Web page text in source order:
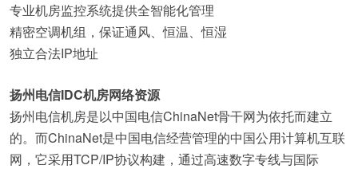
专业机房监控系统提供全智能化管理
精密空调机组，保证通风、恒温、恒湿
独立合法IP地址
扬州电信IDC机房网络资源
扬州电信机房是以中国电信ChinaNet骨干网为依托而建立
的。而ChinaNet是中国电信经营管理的中国公用计算机互联
网，它采用TCP/IP协议构建，通过高速数字专线与国际